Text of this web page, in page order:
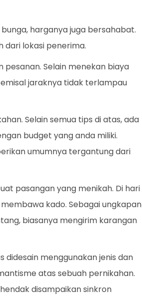
harganya juga bersahabat.
dari lokasi penerima.
Selain menekan biaya
jaraknya tidak terlampau
Selain semua tips di atas, ada
budget yang anda miliki.
umumnya tergantung dari
pasangan yang menikah. Di hari
kado. Sebagai ungkapan
biasanya mengirim karangan
didesain menggunakan jenis dan
atas sebuah pernikahan.
disampaikan sinkron